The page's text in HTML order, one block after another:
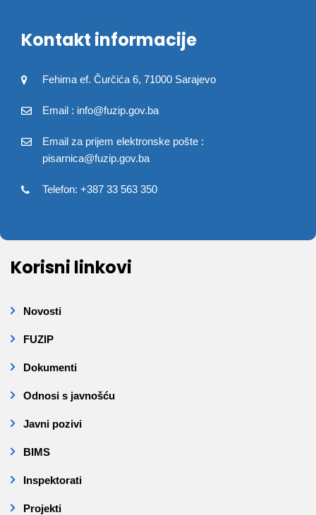
Kontakt informacije
Fehima ef. Čurčića 6, 71000 Sarajevo
Email : info@fuzip.gov.ba
Email za prijem elektronske pošte :
pisarnica@fuzip.gov.ba
Telefon: +387 33 563 350
Korisni linkovi
Novosti
FUZIP
Dokumenti
Odnosi s javnošću
Javni pozivi
BIMS
Inspektorati
Projekti